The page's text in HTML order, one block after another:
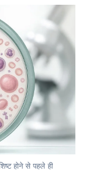
होने से पहले ही